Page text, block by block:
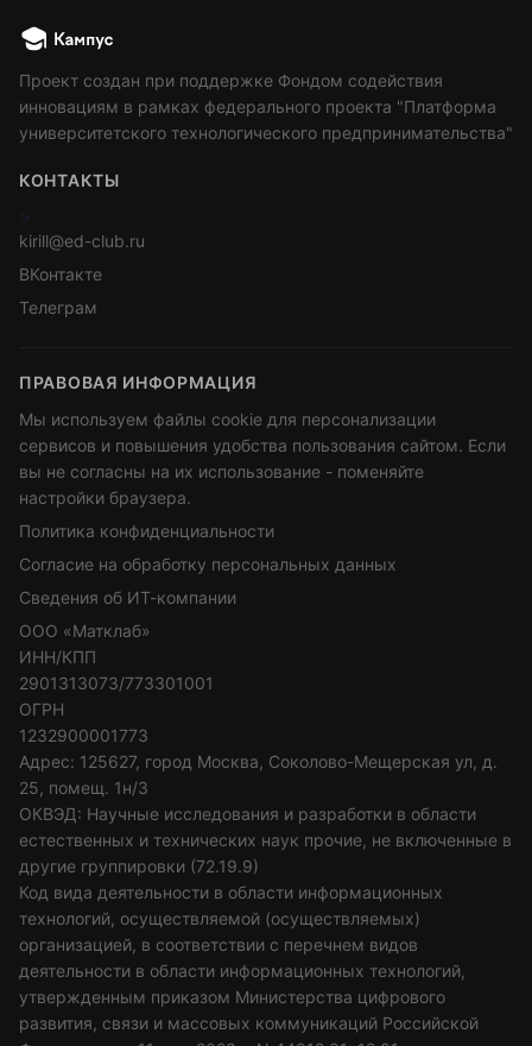
Проект создан при поддержке Фондом содействия
инновациям в рамках федерального проекта "Платформа
университетского технологического предпринимательства"
КОНТАКТЫ
>
kirill@ed-club.ru
ВКонтакте
Телеграм
ПРАВОВАЯ ИНФОРМАЦИЯ
Мы используем файлы cookie для персонализации
сервисов и повышения удобства пользования сайтом. Если
вы не согласны на их использование - поменяйте
настройки браузера.
Политика конфиденциальности
Согласие на обработку персональных данных
Сведения об ИТ-компании
ООО «Матклаб»
ИНН/КПП
2901313073/773301001
ОГРН
1232900001773
Адрес: 125627, город Москва, Соколово-Мещерская ул, д.
25, помещ. 1н/3
ОКВЭД: Научные исследования и разработки в области
естественных и технических наук прочие, не включенные в
другие группировки (72.19.9)
Код вида деятельности в области информационных
технологий, осуществляемой (осуществляемых)
организацией, в соответствии с перечнем видов
деятельности в области информационных технологий,
утвержденным приказом Министерства цифрового
развития, связи и массовых коммуникаций Российской